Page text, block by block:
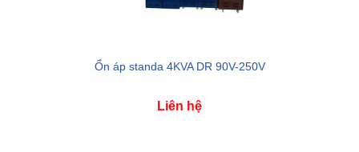
Ổn áp standa 4KVA DR 90V-250V
Liên hệ